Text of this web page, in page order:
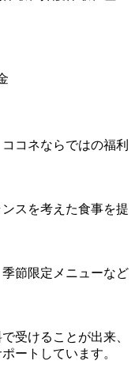
コネならではの福利
スを考えた食事を提
節限定メニューなど
受けることが出来、
ートしています。